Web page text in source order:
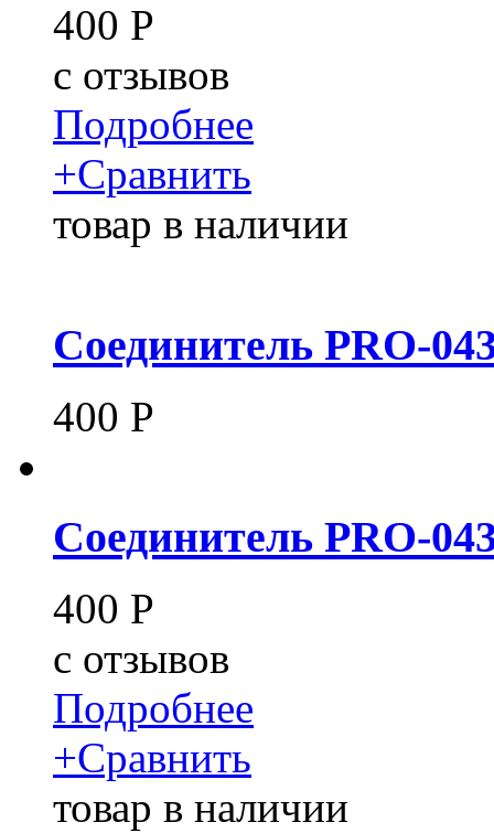
400 Р
c отзывов
Подробнее
+Сравнить
товар в наличии
Соединитель PRO-
400 Р
Соединитель PRO-
400 Р
c отзывов
Подробнее
+Сравнить
товар в наличии